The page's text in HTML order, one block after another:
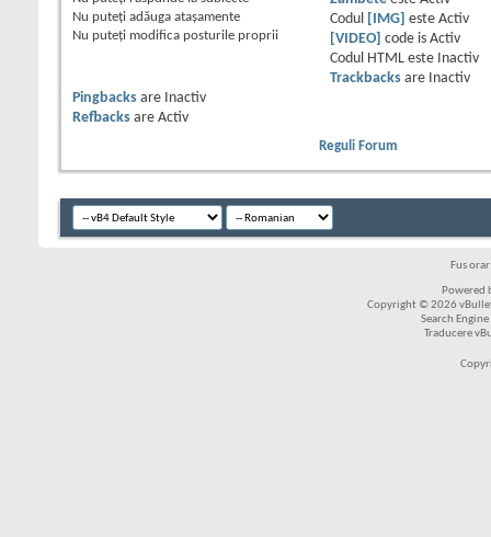
Nu puteţi adăuga ataşamente
Nu puteţi modifica posturile proprii
Codul
[IMG] este Activ
[VIDEO]
code is Activ
Codul HTML este
Inactiv
Trackbacksare
Inactiv
Pingbacks are
Inactiv
Refbacks are Activ
Reguli Forum
Fus
Powered
Copyright © 2026
Search
Traducere